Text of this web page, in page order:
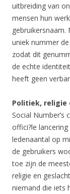
uitbreiding van
mensen hun
gebruikersnaam.
uniek nummer
zodat dit
de echte
heeft geen
Politiek, religie
Social Number’s
offici?le
ledenaantal op
de gebruikers
toe zijn de
religie en
niemand die iets